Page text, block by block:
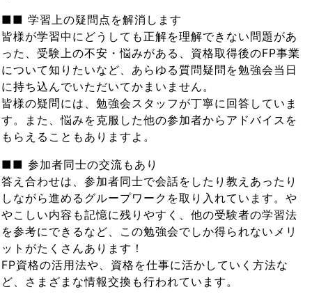
■■ 学習上の疑問点を解消します
皆様が学習中にどうしても正解を理解できない問題があ
った、受験上の不安・悩みがある、資格取得後のFP事業
について知りたいなど、あらゆる質問疑問を勉強会当日
に持ち込んでいただいてかまいません。
皆様の疑問には、勉強会スタッフが丁寧に回答していま
す。また、悩みを克服した他の参加者からアドバイスを
もらえることもありますよ。
■■ 参加者同士の交流もあり
答え合わせは、参加者同士で会話をしたり教えあったり
しながら進めるグループワークを取り入れています。や
やこしい内容も記憶に残りやすく、他の受験者の学習法
を参考にできるなど、この勉強会でしか得られないメリ
ットがたくさんあります！
FP資格の活用法や、資格を仕事に活かしていく方法な
ど、さまざまな情報交換も行われています。